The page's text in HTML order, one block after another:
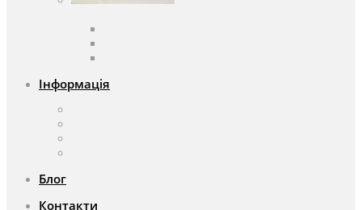
Інформація
Блог
Контакти